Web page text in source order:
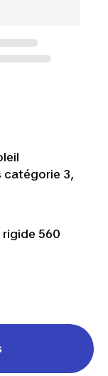
catégorie 3,
rigide 560